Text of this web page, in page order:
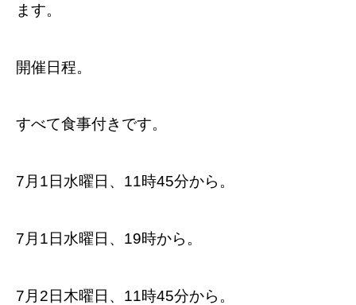
ます。
開催日程。
すべて食事付きです。
7月1日水曜日、11時45分から。
7月1日水曜日、19時から。
7月2日木曜日、11時45分から。